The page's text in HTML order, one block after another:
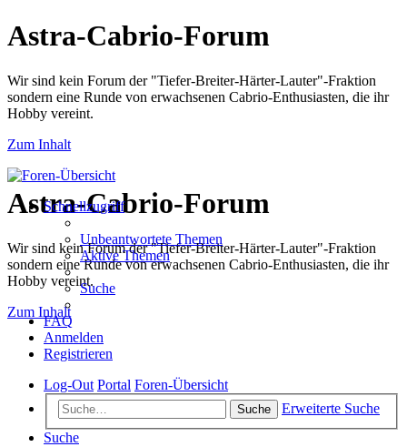
Astra-Cabrio-Forum
Wir sind kein Forum der "Tiefer-Breiter-Härter-Lauter"-Fraktion
sondern eine Runde von erwachsenen Cabrio-Enthusiasten, die ihr
Hobby vereint.
Zum Inhalt
Astra-Cabrio-Forum
Wir sind kein Forum der "Tiefer-Breiter-Härter-Lauter"-Fraktion
sondern eine Runde von erwachsenen Cabrio-Enthusiasten, die ihr
Hobby vereint.
Zum Inhalt
Schnellzugriff
Unbeantwortete Themen
Aktive Themen
Suche
FAQ
Anmelden
Registrieren
Log-Out Portal Foren-Übersicht
Suche
Erweiterte Suche
Suche